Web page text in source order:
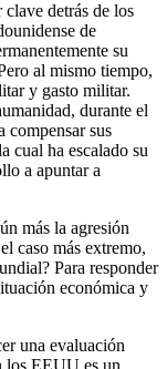
detrás de los
de
su
al mismo tiempo,
y gasto militar.
durante el
compensar sus
cual ha escalado su
a apuntar a
más la agresión
caso más extremo,
Para responder
económica y
una evaluación